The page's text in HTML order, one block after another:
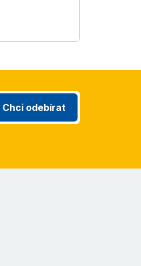
Chci odebírat